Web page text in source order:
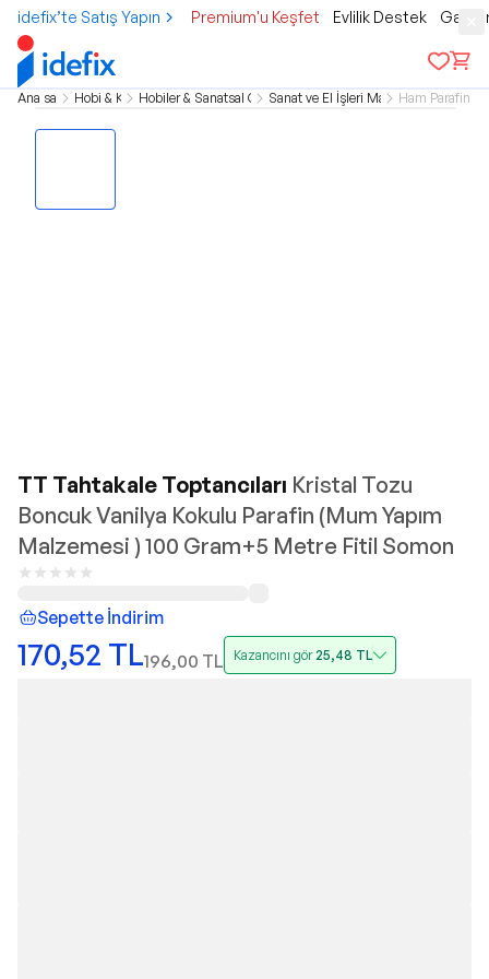
idefix’te Satış Yapın Premium'u Keşfet Evlilik Destek
Ana sayfa Hobi & KültürHobiler & Sanatsal ÇalışmalarSanat ve El İşleri Malzemeleri
Ham Parafin
TT Tahtakale Toptancıları Kristal Tozu
Boncuk Vanilya Kokulu Parafin (Mum Yapım
Malzemesi ) 100 Gram+5 Metre Fitil Somon
Sepette İndirim
170,52 TL196,00 TL Kazancını gör25,48 TL